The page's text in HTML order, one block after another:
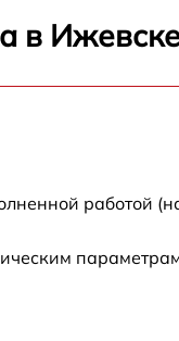
в
работой